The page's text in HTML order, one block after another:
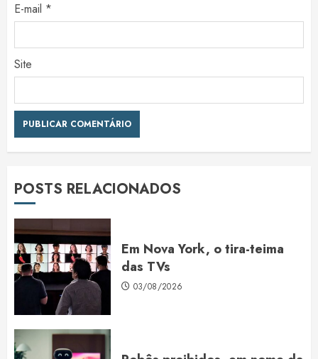
E-mail *
Site
POSTS RELACIONADOS
Em Nova York, o tira-teima
das TVs
03/08/2026